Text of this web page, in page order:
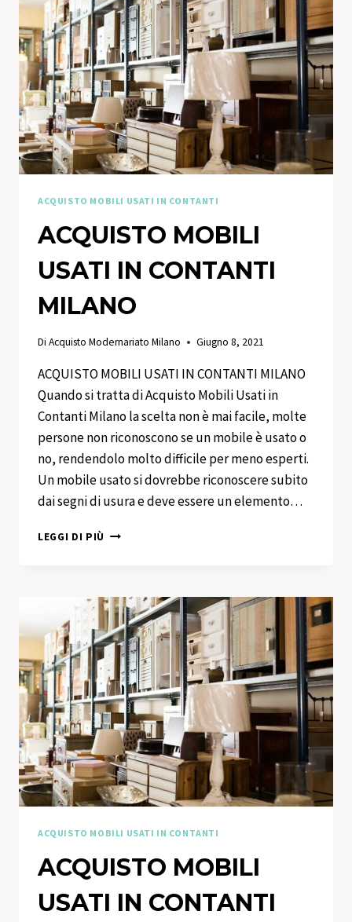
ACQUISTO MOBILI USATI IN CONTANTI
ACQUISTO MOBILI
USATI IN CONTANTI
MILANO
Di Acquisto Modernariato Milano Giugno 8, 2021
ACQUISTO MOBILI USATI IN CONTANTI MILANO
Quando si tratta di Acquisto Mobili Usati in
Contanti Milano la scelta non è mai facile, molte
persone non riconoscono se un mobile è usato o
no, rendendolo molto difficile per meno esperti.
Un mobile usato si dovrebbe riconoscere subito
dai segni di usura e deve essere un elemento…
LEGGI DI PIÙ ACQUISTO
CONTANTI
MILANO
ACQUISTO MOBILI USATI IN CONTANTI
ACQUISTO MOBILI
USATI IN CONTANTI